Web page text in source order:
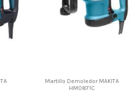
Martillo Demoledor MAKITA
HM0871C